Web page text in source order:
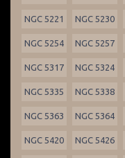
NGC 5221 NGC 5230
NGC 5254 NGC 5257
NGC 5317 NGC 5324
NGC 5335 NGC 5338
NGC 5363 NGC 5364
NGC 5420 NGC 5426